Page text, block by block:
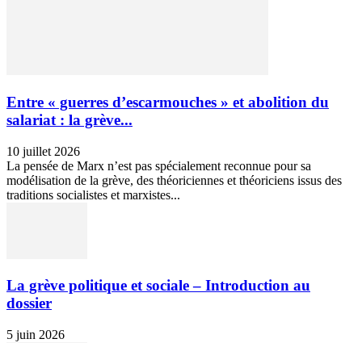
Entre « guerres d’escarmouches » et abolition du
salariat : la grève...
10 juillet 2026
La pensée de Marx n’est pas spécialement reconnue pour sa
modélisation de la grève, des théoriciennes et théoriciens issus des
traditions socialistes et marxistes...
La grève politique et sociale – Introduction au
dossier
5 juin 2026